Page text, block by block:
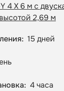
4 Х 6 м с
2,69 м
15 дней
4 часа